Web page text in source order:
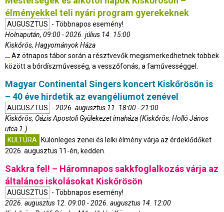
élményekkel teli nyári program gyerekeknek
AUGUSZTUS - Többnapos esemény!
Holnapután, 09:00 - 2026. július 14. 15:00
Kiskőrös, Hagyományok Háza
Az ötnapos tábor során a résztvevők megismerkedhetnek többek
között a bőrdíszművesség, a vesszőfonás, a faművességgel.
Magyar Continental Singers koncert Kiskőrösön is
– 40 éve hirdetik az evangéliumot zenével
AUGUSZTUS - 2026. augusztus 11. 18:00 - 21:00
Kiskőrös, Oázis Apostoli Gyülekezet imaháza (Kiskőrös, Holló János
utca 1.)
KULTÚRA
Különleges zenei és lelki élmény várja az érdeklődőket
2026. augusztus 11-én, kedden.
Sakkra fel! – Háromnapos sakkfoglalkozás várja az
általános iskolásokat Kiskőrösön
AUGUSZTUS - Többnapos esemény!
2026. augusztus 12. 09:00 - 2026. augusztus 14. 12:00